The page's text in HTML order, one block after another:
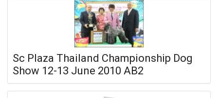
Sc Plaza Thailand Championship Dog
Show 12-13 June 2010 AB2